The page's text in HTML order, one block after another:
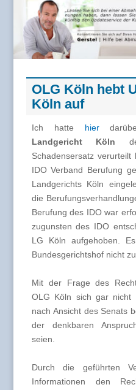
OLG Köln hebt
Köln auf
Ich hatte hier
Landgericht Köln
Schadensersatz
IDO Verband Berufung
Landgerichts Köln
die
Berufung des IDO war
zugunsten des IDO
LG Köln aufgehoben.
Bundesgerichtshof nicht
Mit der Frage des
OLG Köln sich gar nicht
nach Ansicht des Senats
der denkbaren
seien.
Durch die geführten
Informationen den